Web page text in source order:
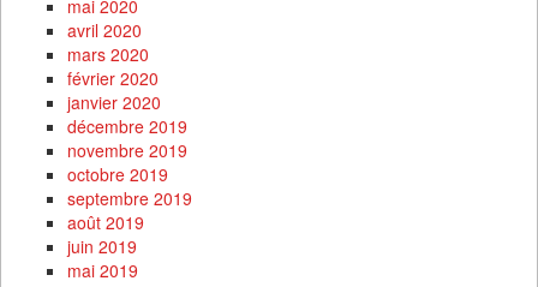
mai 2020
avril 2020
mars 2020
février 2020
janvier 2020
décembre 2019
novembre 2019
octobre 2019
septembre 2019
août 2019
juin 2019
mai 2019